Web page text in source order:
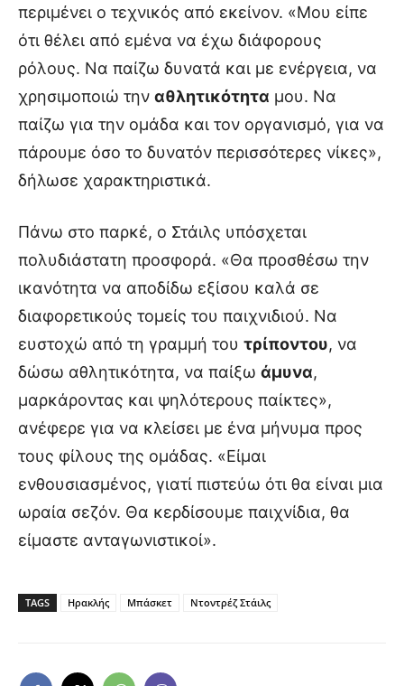
περιμένει ο τεχνικός από εκείνον. «Μου είπε
ότι θέλει από εμένα να έχω διάφορους
ρόλους. Να παίζω δυνατά και με ενέργεια, να
χρησιμοποιώ την αθλητικότητα μου. Να
παίζω για την ομάδα και τον οργανισμό, για να
πάρουμε όσο το δυνατόν περισσότερες νίκες»,
δήλωσε χαρακτηριστικά.
Πάνω στο παρκέ, ο Στάιλς υπόσχεται
πολυδιάστατη προσφορά. «Θα προσθέσω την
ικανότητα να αποδίδω εξίσου καλά σε
διαφορετικούς τομείς του παιχνιδιού. Να
ευστοχώ από τη γραμμή του τρίποντου, να
δώσω αθλητικότητα, να παίξω άμυνα,
μαρκάροντας και ψηλότερους παίκτες»,
ανέφερε για να κλείσει με ένα μήνυμα προς
τους φίλους της ομάδας. «Είμαι
ενθουσιασμένος, γιατί πιστεύω ότι θα είναι μια
ωραία σεζόν. Θα κερδίσουμε παιχνίδια, θα
είμαστε ανταγωνιστικοί».
TAGS Ηρακλής Μπάσκετ Ντοντρέζ Στάιλς